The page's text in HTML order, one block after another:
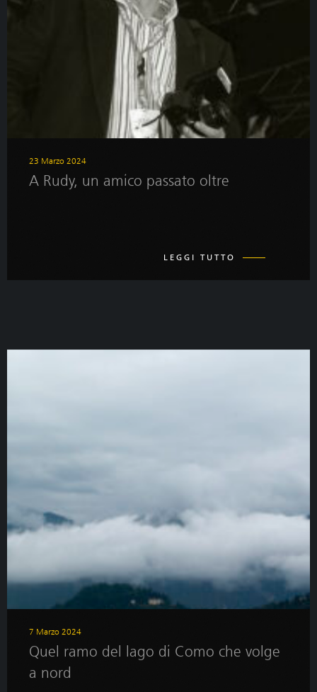
23 Marzo 2024
A Rudy, un amico passato oltre
LEGGI TUTTO
7 Marzo 2024
Quel ramo del lago di Como che volge
a nord